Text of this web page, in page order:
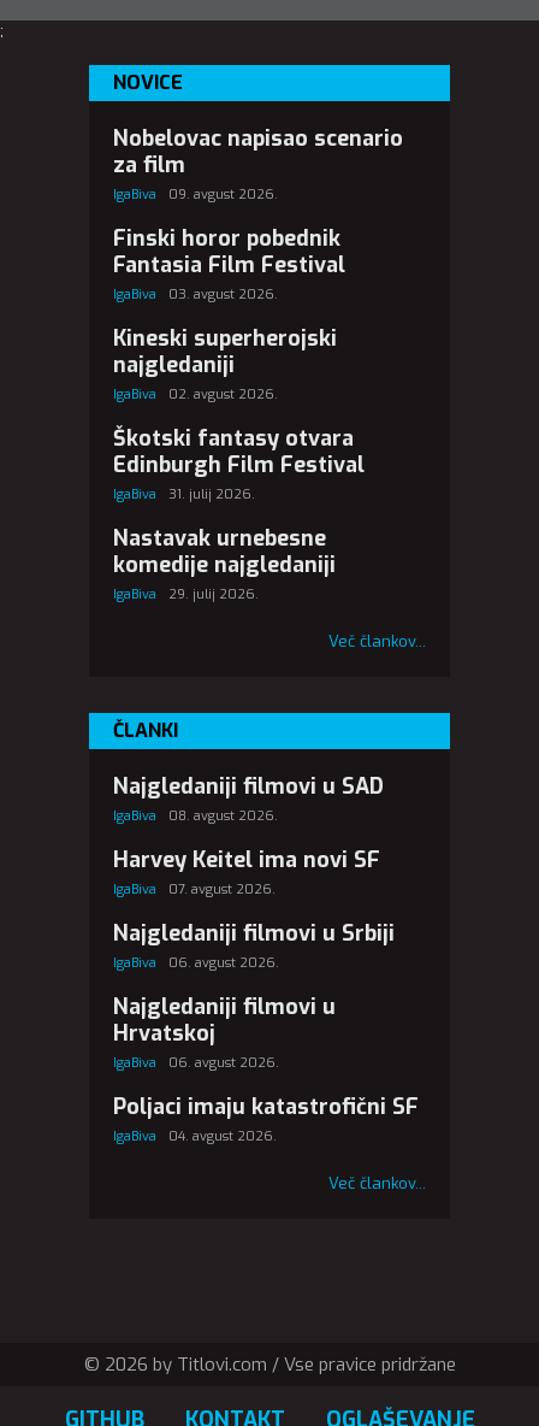
;
NOVICE
Nobelovac napisao scenario
za film
IgaBiva 09. avgust 2026.
Finski horor pobednik
Fantasia Film Festival
IgaBiva 03. avgust 2026.
Kineski superherojski
najgledaniji
IgaBiva 02. avgust 2026.
Škotski fantasy otvara
Edinburgh Film Festival
IgaBiva 31. julij 2026.
Nastavak urnebesne
komedije najgledaniji
IgaBiva 29. julij 2026.
Več člankov...
ČLANKI
Najgledaniji filmovi u SAD
IgaBiva 08. avgust 2026.
Harvey Keitel ima novi SF
IgaBiva 07. avgust 2026.
Najgledaniji filmovi u Srbiji
IgaBiva 06. avgust 2026.
Najgledaniji filmovi u
Hrvatskoj
IgaBiva 06. avgust 2026.
Poljaci imaju katastrofični SF
IgaBiva 04. avgust 2026.
Več člankov...
© 2026 by Titlovi.com / Vse pravice pridržane